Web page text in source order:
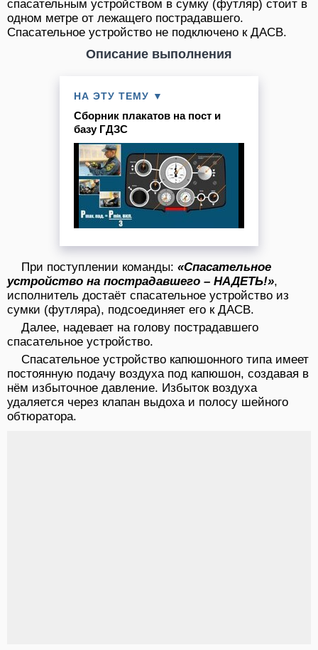
спасательным устройством в сумку (футляр) стоит в
одном метре от лежащего пострадавшего.
Спасательное устройство не подключено к ДАСВ.
Описание выполнения
НА ЭТУ ТЕМУ ▼
Сборник плакатов на пост и
базу ГДЗС
При поступлении команды: «Спасательное
устройство на пострадавшего – НАДЕТЬ!»,
исполнитель достаёт спасательное устройство из
сумки (футляра), подсоединяет его к ДАСВ.
Далее, надевает на голову пострадавшего
спасательное устройство.
Спасательное устройство капюшонного типа имеет
постоянную подачу воздуха под капюшон, создавая в
нём избыточное давление. Избыток воздуха
удаляется через клапан выдоха и полосу шейного
обтюратора.